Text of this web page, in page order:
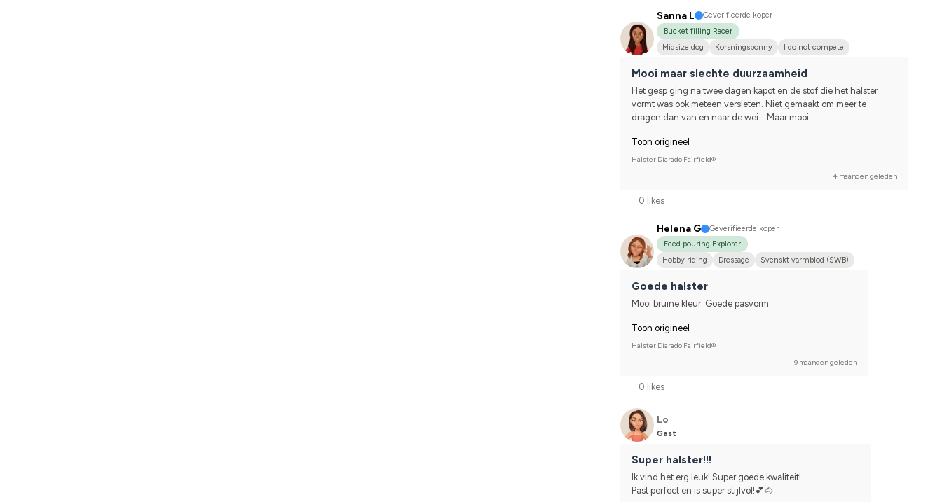
Sanna L
Geverifieerde koper
Bucket filling Racer
Midsize dog
Korsningsponny I do not compete
Mooi maar slechte duurzaamheid
Het gesp ging na twee dagen kapot en de stof die het halster
vormt was ook meteen versleten. Niet gemaakt om meer te
dragen dan van en naar de wei... Maar mooi.
Toon origineel
Halster Diarado Fairfield®
4 maanden geleden
0 likes
Helena G
Geverifieerde koper
Feed pouring Explorer
Hobby riding
Dressage Svenskt varmblod (SWB)
Goede halster
Mooi bruine kleur. Goede pasvorm.
Toon origineel
Halster Diarado Fairfield®
9 maanden geleden
0 likes
Lo
Gast
Super halster!!!
Ik vind het erg leuk! Super goede kwaliteit!
Past perfect en is super stijlvol!💕🐴